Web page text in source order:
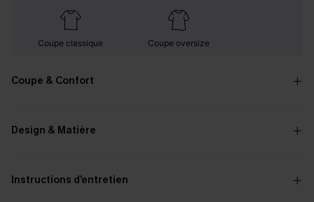
Coupe classique Coupe oversize
Coupe & Confort
Design & Matière
Instructions d’entretien